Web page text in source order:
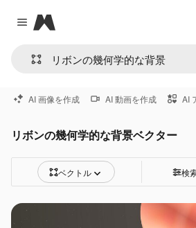
Close menu
Magnific
AI 画像を作成 AI 動画を作成 AI
リボンの幾何学的な背景ベクター
ベクトル 検